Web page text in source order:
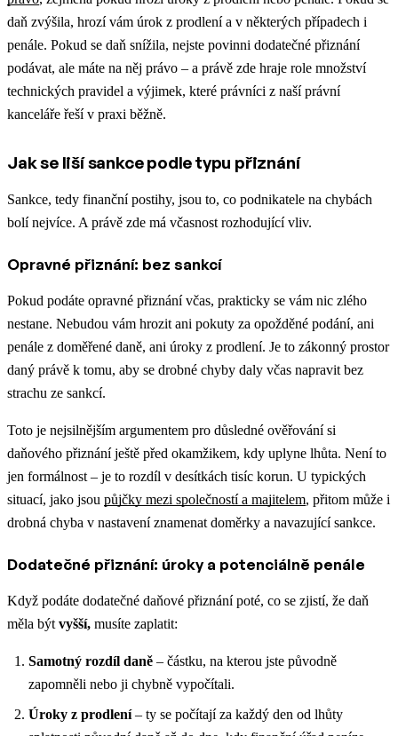
daň zvýšila, hrozí vám úrok z prodlení a v některých případech i
penále. Pokud se daň snížila, nejste povinni dodatečné přiznání
podávat, ale máte na něj právo – a právě zde hraje role množství
technických pravidel a výjimek, které právníci z naší právní
kanceláře řeší v praxi běžně.
Jak se liší sankce podle typu přiznání
Sankce, tedy finanční postihy, jsou to, co podnikatele na chybách
bolí nejvíce. A právě zde má včasnost rozhodující vliv.
Opravné přiznání: bez sankcí
Pokud podáte opravné přiznání včas, prakticky se vám nic zlého
nestane. Nebudou vám hrozit ani pokuty za opožděné podání, ani
penále z doměřené daně, ani úroky z prodlení. Je to zákonný prostor
daný právě k tomu, aby se drobné chyby daly včas napravit bez
strachu ze sankcí.
Toto je nejsilnějším argumentem pro důsledné ověřování si
daňového přiznání ještě před okamžikem, kdy uplyne lhůta. Není to
jen formálnost – je to rozdíl v desítkách tisíc korun. U typických
situací, jako jsou půjčky mezi společností a majitelem, přitom může i
drobná chyba v nastavení znamenat doměrky a navazující sankce.
Dodatečné přiznání: úroky a potenciálně penále
Když podáte dodatečné daňové přiznání poté, co se zjistí, že daň
měla býtvyšší, musíte zaplatit:
Samotný rozdíl daně – částku, na kterou jste původně
zapomněli nebo ji chybně vypočítali.
Úroky z prodlení– ty se počítají za každý den od lhůty